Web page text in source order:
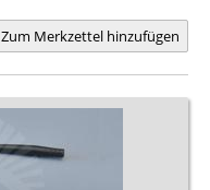
Zum Merkzettel hinzufügen